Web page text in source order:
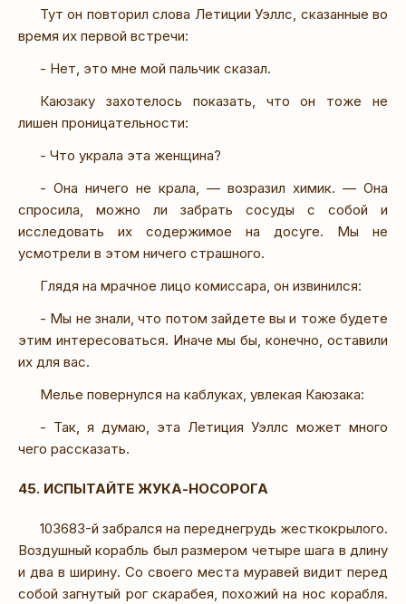
Тут он повторил слова Летиции Уэллс, сказанные во
время их первой встречи:
- Нет, это мне мой пальчик сказал.
Каюзаку захотелось показать, что он тоже не
лишен проницательности:
- Что украла эта женщина?
- Она ничего не крала, — возразил химик. — Она
спросила, можно ли забрать сосуды с собой и
исследовать их содержимое на досуге. Мы не
усмотрели в этом ничего страшного.
Глядя на мрачное лицо комиссара, он извинился:
- Мы не знали, что потом зайдете вы и тоже будете
этим интересоваться. Иначе мы бы, конечно, оставили
их для вас.
Мелье повернулся на каблуках, увлекая Каюзака:
- Так, я думаю, эта Летиция Уэллс может много
чего рассказать.
45. ИСПЫТАЙТЕ ЖУКА-НОСОРОГА
103683-й забрался на переднегрудь жесткокрылого.
Воздушный корабль был размером четыре шага в длину
и два в ширину. Со своего места муравей видит перед
собой загнутый рог скарабея, похожий на нос корабля.